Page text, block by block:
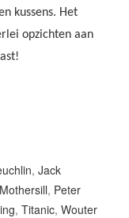
kussens. Het
opzichten aan
,Jack
Mothersill, Peter
,Titanic,Wouter